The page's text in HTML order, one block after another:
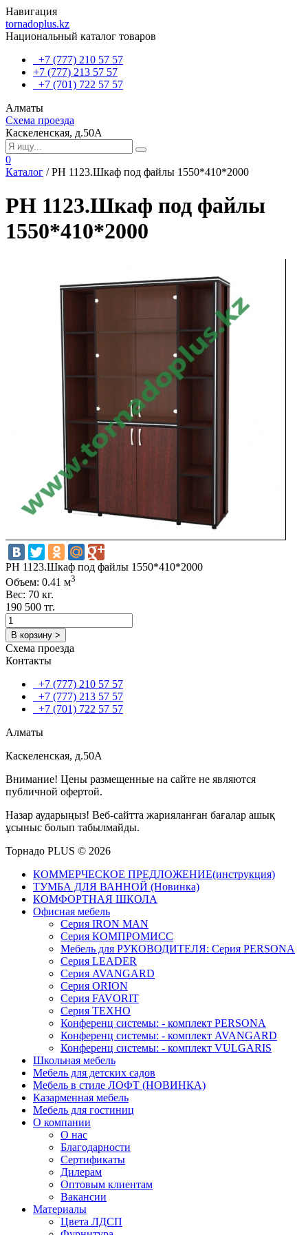
Навигация
tornadoplus.kz
Национальный каталог товаров
+7 (777) 210 57 57
+7 (777) 213 57 57
+7 (701) 722 57 57
Алматы
Схема проезда
Каскеленская, д.50А
0
Каталог /РH 1123.Шкаф под файлы 1550*410*2000
РH 1123.Шкаф под файлы
1550*410*2000
РH 1123.Шкаф под файлы 1550*410*2000
Объем: 0.41 м3
Вес: 70 кг.
190 500 тг.
В корзину >
Схема проезда
Контакты
+7 (777) 210 57 57
+7 (777) 213 57 57
+7 (701) 722 57 57
Алматы
Каскеленская, д.50А
Внимание! Цены размещенные на сайте не являются
публичной офертой.
Назар аударыңыз! Веб-сайтта жарияланған бағалар ашық
ұсыныс болып табылмайды.
Торнадо PLUS © 2026
КОММЕРЧЕСКОЕ ПРЕДЛОЖЕНИЕ(инструкция)
ТУМБА ДЛЯ ВАННОЙ (Новинка)
КОМФОРТНАЯ ШКОЛА
Офисная мебель
Серия IRON MAN
Серия КОМПРОМИСС
Мебель для РУКОВОДИТЕЛЯ: Серия PERSONA
Серия LEADER
Серия AVANGARD
Серия ORION
Серия FAVORIT
Серия ТЕХНО
Конференц системы: - комплект PERSONA
Конференц системы: - комплект AVANGARD
Конференц системы: - комплект VULGARIS
Школьная мебель
Мебель для детских садов
Мебель в стиле ЛОФТ (НОВИНКА)
Казарменная мебель
Мебель для гостиниц
О компании
О нас
Благодарности
Сертификаты
Дилерам
Оптовым клиентам
Вакансии
Материалы
Цвета ЛДСП